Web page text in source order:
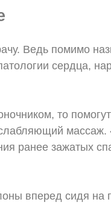
Ведь помимо
сердца,
то
массаж.
ранее зажатых
вперед сидя